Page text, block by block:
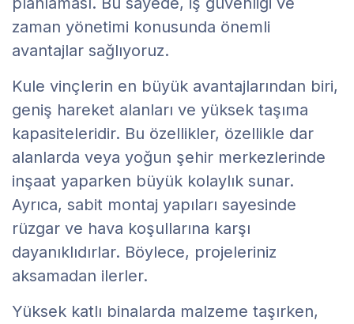
zaman yönetimi konusunda önemli
avantajlar sağlıyoruz.
Kule vinçlerin en büyük avantajlarından biri,
geniş hareket alanları ve yüksek taşıma
kapasiteleridir. Bu özellikler, özellikle dar
alanlarda veya yoğun şehir merkezlerinde
inşaat yaparken büyük kolaylık sunar.
Ayrıca, sabit montaj yapıları sayesinde
rüzgar ve hava koşullarına karşı
dayanıklıdırlar. Böylece, projeleriniz
aksamadan ilerler.
Yüksek katlı binalarda malzeme taşırken,